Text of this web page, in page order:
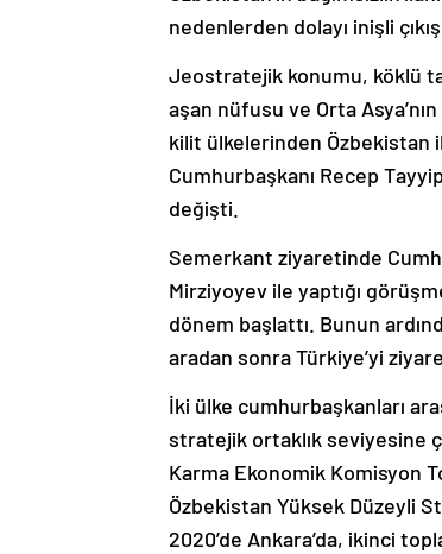
nedenlerden dolayı inişli
Jeostratejik konumu, köklü
aşan nüfusu ve Orta
kilit ülkelerinden Özbekistan
Cumhurbaşkanı Recep
değişti.
Semerkant ziyaretinde
Mirziyoyev ile yaptığı
dönem başlattı. Bunun
aradan sonra Türkiye’yi
İki ülke cumhurbaşkanları
stratejik ortaklık seviyesine
Karma Ekonomik Komisyon
Özbekistan Yüksek Düzeyli
2020’de Ankara’da, ikinci